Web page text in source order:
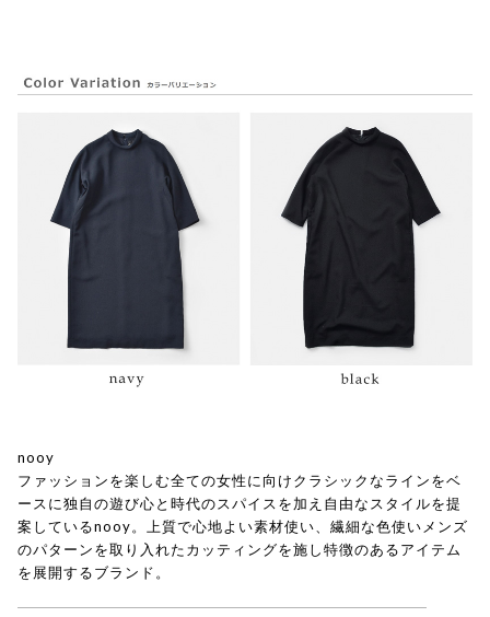
nooy
ファッションを楽しむ全ての女性に向けクラシックなラインをベ
ースに独自の遊び心と時代のスパイスを加え自由なスタイルを提
案しているnooy。上質で心地よい素材使い、繊細な色使いメンズ
のパターンを取り入れたカッティングを施し特徴のあるアイテム
を展開するブランド。